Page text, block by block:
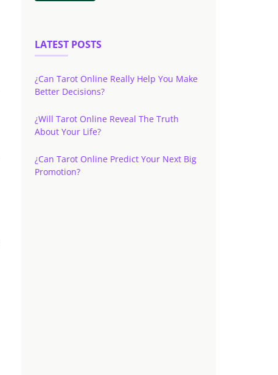
LATEST POSTS
¿Can Tarot Online Really Help You Make
Better Decisions?
¿Will Tarot Online Reveal The Truth
About Your Life?
¿Can Tarot Online Predict Your Next Big
Promotion?